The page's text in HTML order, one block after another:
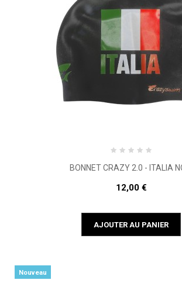
BONNET CRAZY 2.0 - ITALIA
12,00 €
AJOUTER AU PANIER
Nouveau